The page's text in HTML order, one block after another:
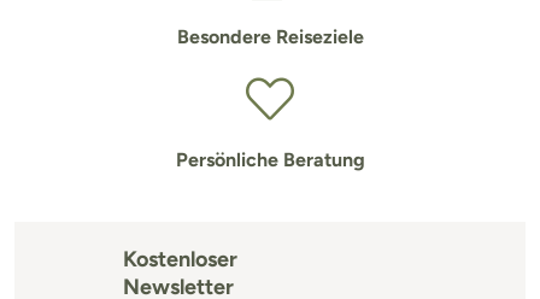
Besondere Reiseziele
Persönliche Beratung
Kostenloser
Newsletter